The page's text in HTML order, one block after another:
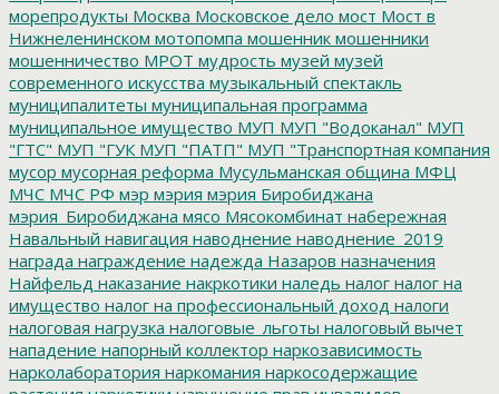
морепродукты Москва Московское дело мост Мост в
Нижнеленинском мотопомпа мошенник мошенники
мошенничество МРОТ мудрость музей музей
современного искусства музыкальный спектакль
муниципалитеты муниципальная программа
муниципальное имущество МУП МУП "Водоканал" МУП
"ГТС" МУП "ГУК МУП "ПАТП" МУП "Транспортная компания
мусор мусорная реформа Мусульманская община МФЦ
МЧС МЧС РФ мэр мэрия мэрия Биробиджана
мэрия_Биробиджана мясо Мясокомбинат набережная
Навальный навигация наводнение наводнение_2019
награда награждение надежда Назаров назначения
Найфельд наказание накркотики наледь налог налог на
имущество налог на профессиональный доход налоги
налоговая нагрузка налоговые_льготы налоговый вычет
нападение напорный коллектор наркозависимость
нарколаборатория наркомания наркосодержащие